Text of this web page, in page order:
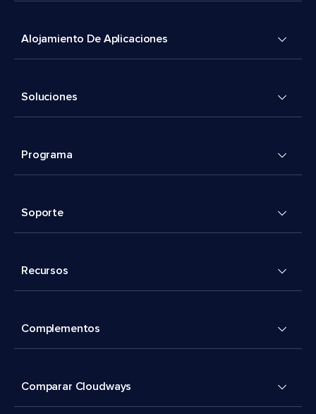
Alojamiento De Aplicaciones
Soluciones
Programa
Soporte
Recursos
Complementos
Comparar Cloudways